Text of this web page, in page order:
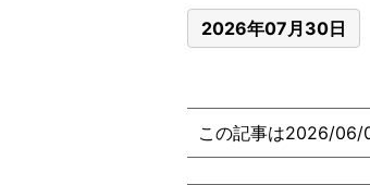
2026年07月30日
この記事は2026/06/